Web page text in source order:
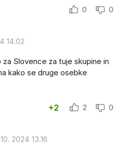
0 0
14.02
Slovence za tuje skupine in
kako se druge osebke
+2 2 0
2024 13.16